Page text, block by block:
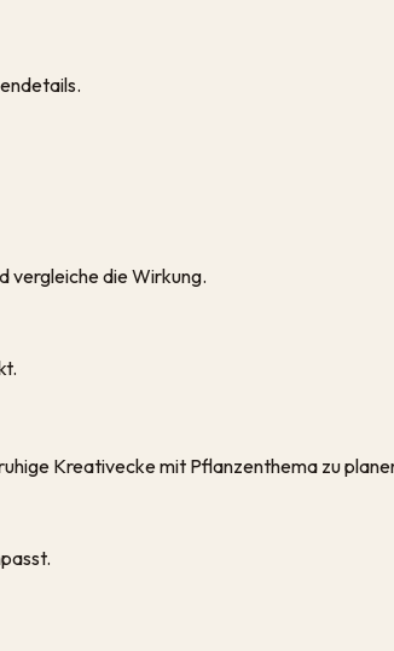
vergleiche die Wirkung.
Kreativecke mit Pflanzenthema zu